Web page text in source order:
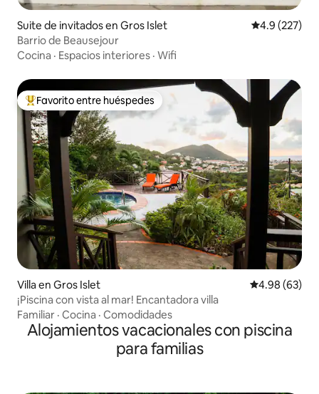
Suite de invitados en Gros Islet Calificación
4.9 (227)
Barrio de Beausejour
Cocina · Espacios interiores · Wifi
Favorito entre huéspedes preferido
Favorito entre huéspedes
Villa en Gros Islet Calificación
4.98 (63)
¡Piscina con vista al mar! Encantadora villa
Familiar · Cocina · Comodidades
Alojamientos vacacionales con piscina
para familias